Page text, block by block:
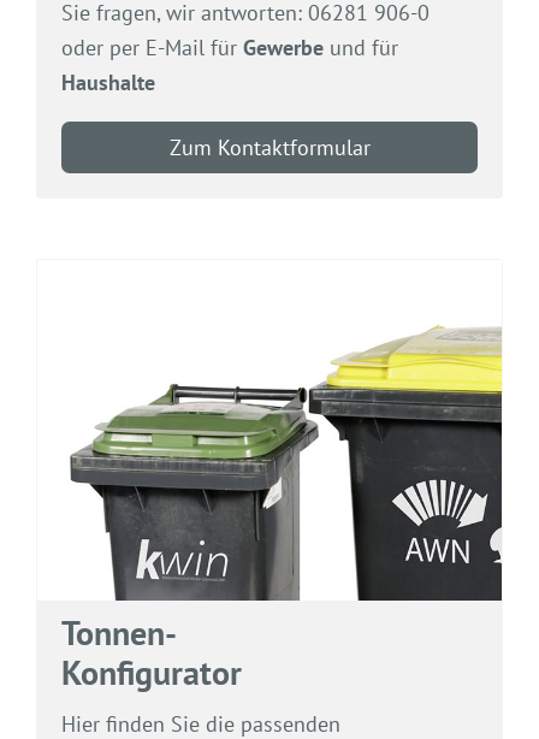
Sie fragen, wir antworten: 06281 906-0
oder per E-Mail für Gewerbe und für
Haushalte
Zum Kontaktformular
Tonnen-
Konfigurator
Hier finden Sie die passenden